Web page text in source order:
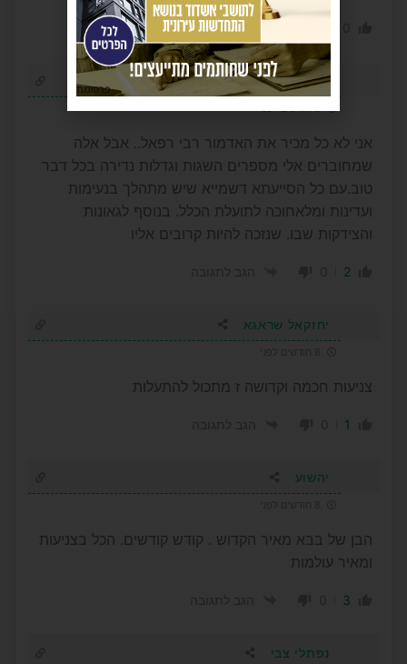
הגב לתגובה
אליעד דוויד
8 חודשים לפני
אני לא כל מכיר את האדמור רבי רפאל.. אבל אלה
שמחוברים אלי מספרים השגות וגדלות נדירה בכל דבר
טוב.עם כל הסייעתא דשמייא שיש מתהלך בנעימות
ועדינות ומלאחוכה לתועלת הכלל. בנוסף לגאונות
והצידקות שבו. שנזכה להיות קרובים אליו
2
יחזקאל שראגא
צניעות חכמה וקדושה ז מתכול להתעלות
1
יהשוע
הבן של בבא מאיר הקדוש . קודש קודשים. הכל בצניעות
ומאיר עולמות
3
נפתלי צבי
פרסומת